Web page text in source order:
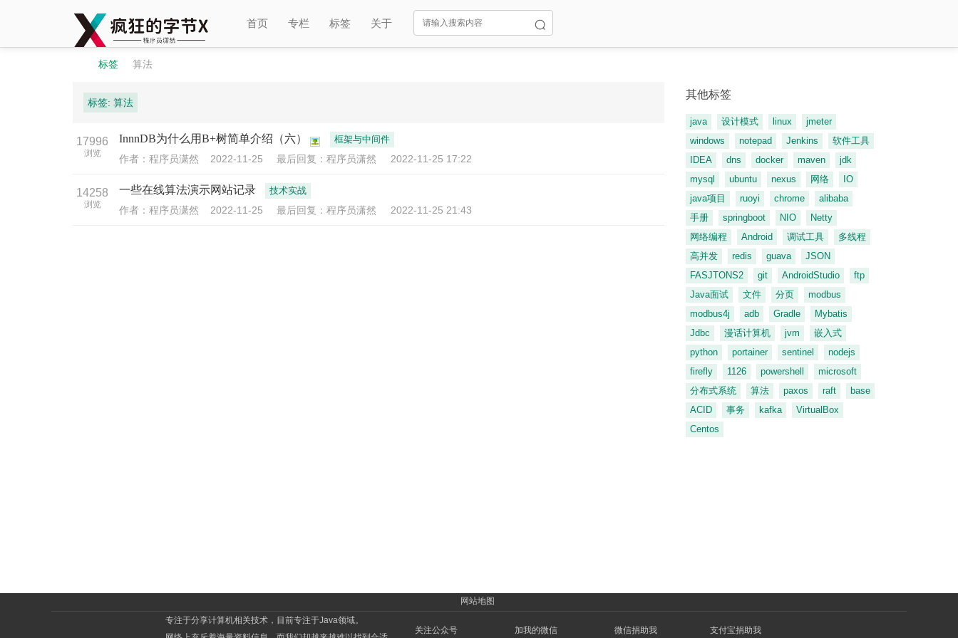
首页 专栏 标签 关于
标签 算法
标签: 算法
17996
浏览
InnnDB为什么用B+树简单介绍（六） 框架与中间件
作者：程序员潇然 2022-11-25 最后回复：程序员潇然 2022-11-25 17:22
14258
浏览
一些在线算法演示网站记录 技术实战
作者：程序员潇然 2022-11-25 最后回复：程序员潇然 2022-11-25 21:43
其他标签
java 设计模式 linux
jmeter
windows
notepad Jenkins
软件工具
IDEA
dns docker maven
jdk
mysql
ubuntu nexus 网络
IO
java项目
ruoyi chrome
alibaba
手册
springboot NIO
Netty
网络编程
Android 调试工具
多线程
高并发
redis guava
JSON
FASJTONS2
git AndroidStudio
ftp
Java面试
文件 分页
modbus
modbus4j
adb Gradle
Mybatis
Jdbc
漫话计算机 jvm
嵌入式
python
portainer sentinel
nodejs
firefly
1126 powershell
microsoft
分布式系统
算法 paxos raft
base
ACID
事务 kafka
VirtualBox
Centos
网站地图
专注于分享计算机相关技术，目前专注于Java领域。
关注公众号 加我的微信 微信捐助我 支付宝捐助我